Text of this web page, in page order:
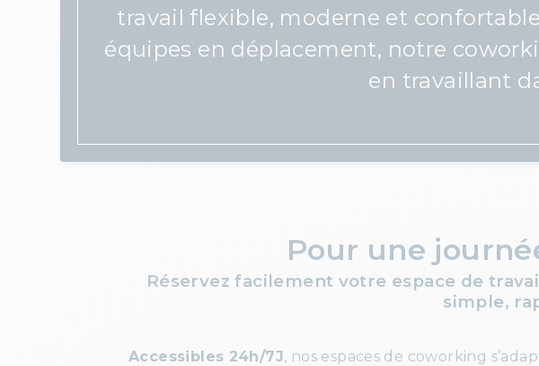
travail flexible, moderne et
équipes en déplacement, notre
en travaillant
Pour une
Réservezfacilement votre espace de
simple,
Accessibles 24h/7J, nos espaces de coworking